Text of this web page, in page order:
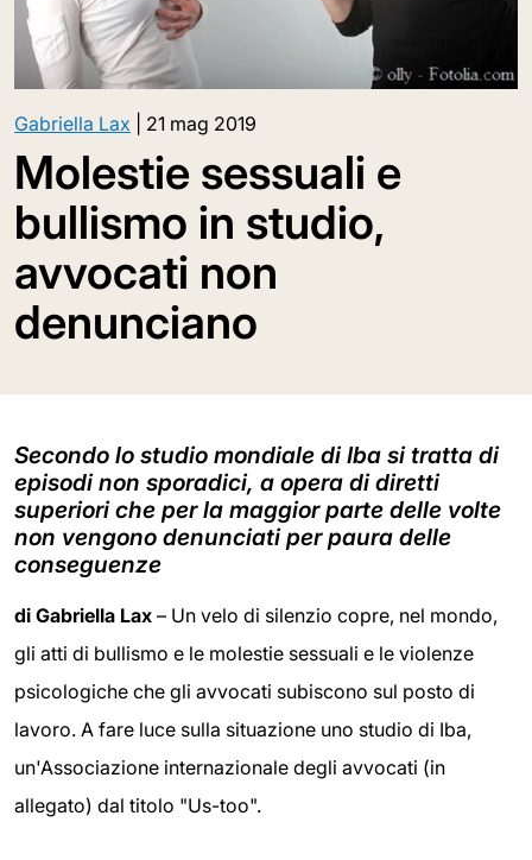
Gabriella Lax 21 mag 2019
Molestie sessuali e
bullismo in studio,
avvocati non
denunciano
Secondo lo studio mondiale di Iba si tratta di
episodi non sporadici, a opera di diretti
superiori che per la maggior parte delle volte
non vengono denunciati per paura delle
conseguenze
di Gabriella Lax – Un velo di silenzio copre, nel mondo,
gli atti di bullismo e le molestie sessuali e le violenze
psicologiche che gli avvocati subiscono sul posto di
lavoro. A fare luce sulla situazione uno studio di Iba,
un'Associazione internazionale degli avvocati (in
allegato) dal titolo "Us-too".